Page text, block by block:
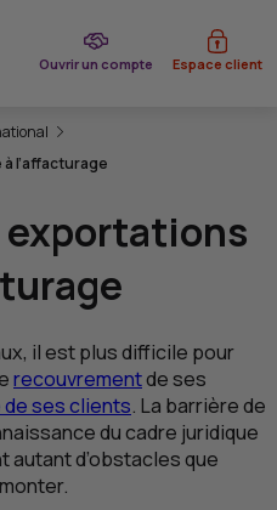
sur le site
Ouvrir un compte
du CIC Espace client
l’affacturage
exportations
il est plus difficile pour
recouvrementde ses
ses clients. La barrière de
du cadre juridique
d’obstacles que